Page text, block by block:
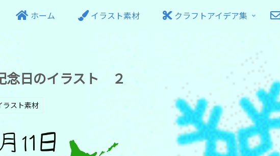
ホーム イラスト素材 クラフトアイデア集
念日のイラスト ２
ラスト素材